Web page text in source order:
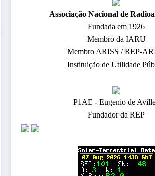
​Associação Nacional de
Fundada em 1926
Membro da IARU
Membro ARISS / REP-
Instituição de Utilidade
P1AE - Eugenio de
Fundador da REP